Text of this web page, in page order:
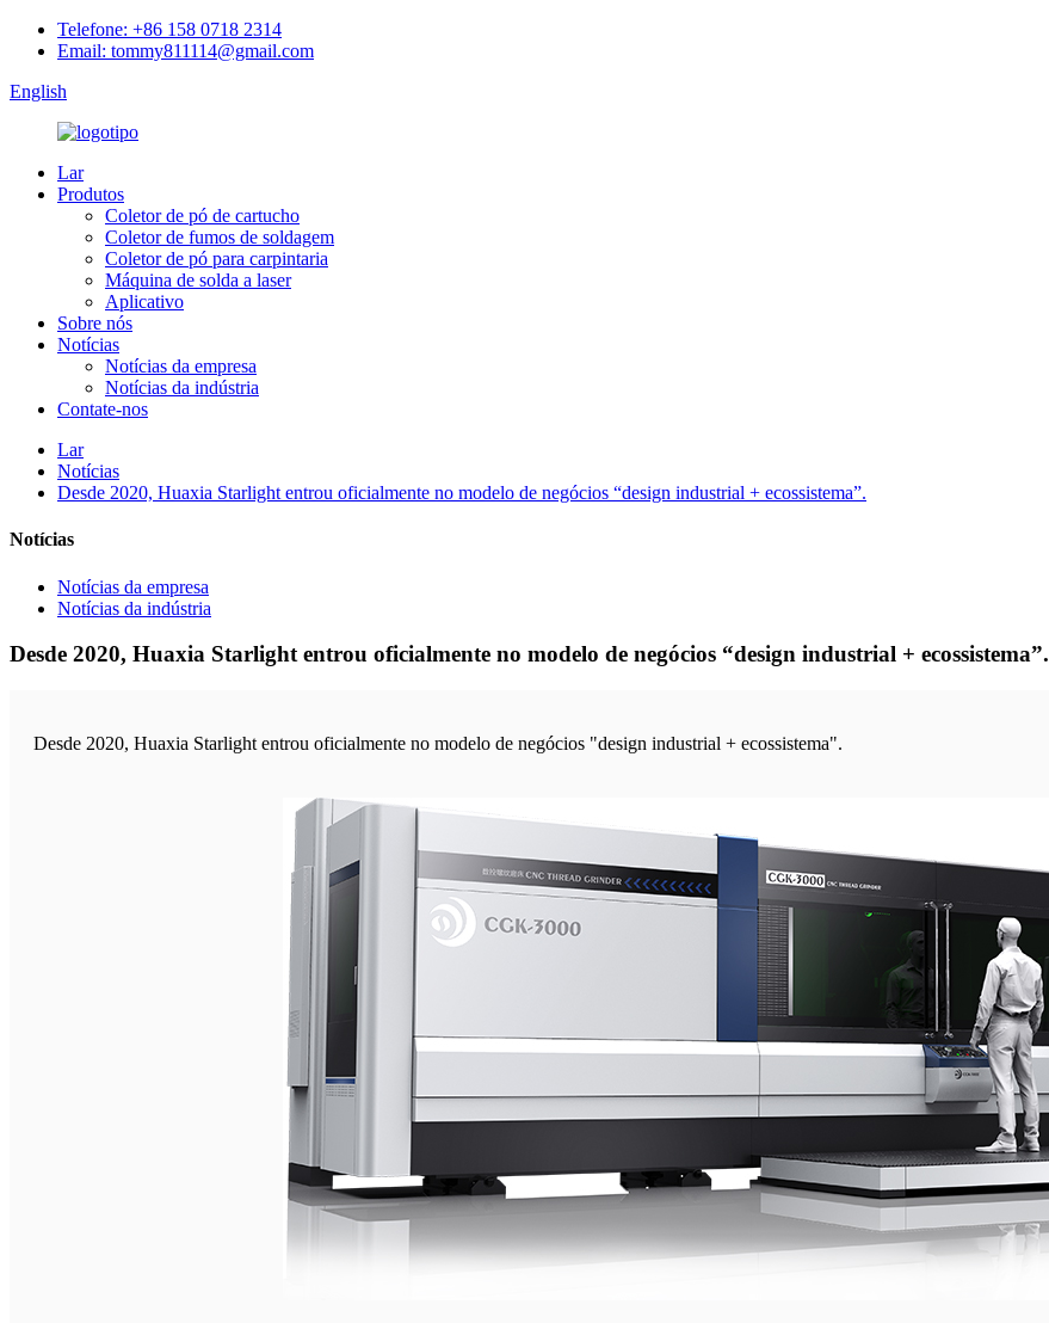
Telefone: +86 158 0718 2314
Email: tommy811114@gmail.com
English
Lar
Produtos
Coletor de pó de cartucho
Coletor de fumos de soldagem
Coletor de pó para carpintaria
Máquina de solda a laser
Aplicativo
Sobre nós
Notícias
Notícias da empresa
Notícias da indústria
Contate-nos
Lar
Notícias
Desde 2020, Huaxia Starlight entrou oficialmente no modelo de negócios “design industrial + ecossistema”.
Notícias
Notícias da empresa
Notícias da indústria
Desde 2020, Huaxia Starlight entrou oficialmente no modelo de negócios “design industrial + ecossistema”.
Desde 2020, Huaxia Starlight entrou oficialmente no modelo de negócios "design industrial + ecossistema".